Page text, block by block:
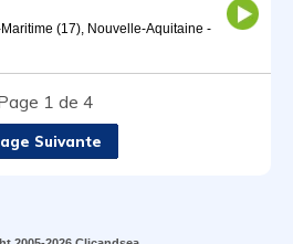
(17), Nouvelle-Aquitaine -
1 de 4
Suivante